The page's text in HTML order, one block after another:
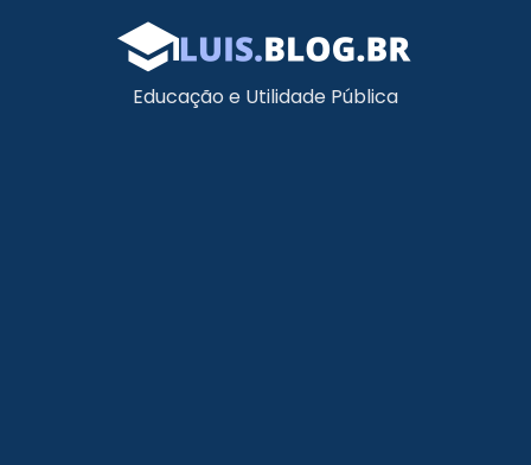
Educação e Utilidade Pública